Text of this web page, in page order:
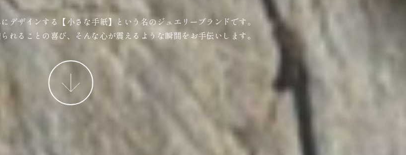
デザインする【小さな手紙】という名のジュエリーブランドです。
れることの喜び、そんな心が震えるような瞬間をお手伝いします。
More